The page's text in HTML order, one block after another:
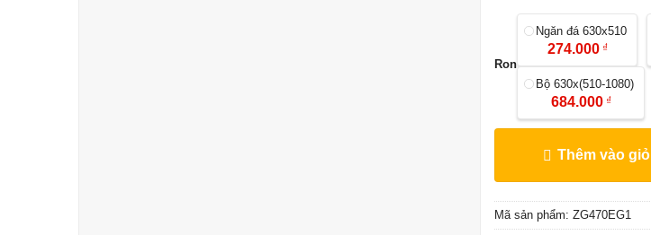
Ron
Ngăn đá 630x510
274.000 ₫
Bộ 630x(510-1080)
684.000 ₫
Thêm vào giỏ
Mã sản phẩm: ZG470EG1